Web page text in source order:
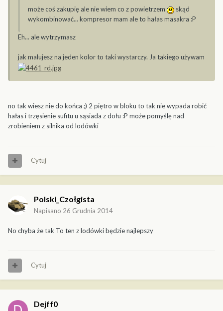
może coś zakupię ale nie wiem co z powietrzem
skąd
wykombinować... kompresor mam ale to hałas masakra :P
Eh... ale wytrzymasz
jak malujesz na jeden kolor to taki wystarczy. Ja takiego używam
no tak wiesz nie do końca ;) 2 piętro w bloku to tak nie wypada robić
hałas i trzęsienie sufitu u sąsiada z dołu :P może pomyślę nad
zrobieniem z silnika od lodówki
Cytuj
Polski_Czołgista
Napisano 26 Grudnia 2014
No chyba że tak To ten z lodówki będzie najlepszy
Cytuj
Dejff0